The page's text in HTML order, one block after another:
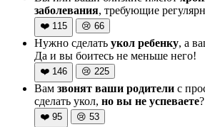
заболевания, требующие
❤️ 115 😢 66
Нужно сделать укол ребенку, а
Да и вы боитесь не меньше него!
❤️ 146 😢 225
Вам звонят ваши родители с
сделать укол, но вы не успеваете?
❤️ 95 😢 53